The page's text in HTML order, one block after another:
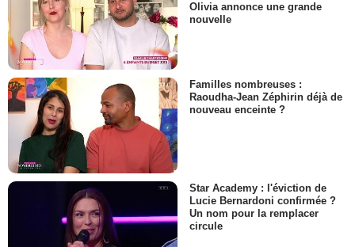
Olivia annonce une grande
nouvelle
Familles nombreuses :
Raoudha-Jean Zéphirin déjà de
nouveau enceinte ?
Star Academy : l'éviction de
Lucie Bernardoni confirmée ?
Un nom pour la remplacer
circule